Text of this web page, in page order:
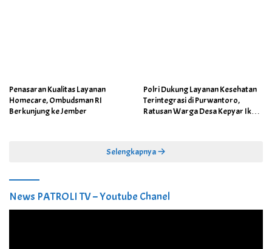
Penasaran Kualitas Layanan
Homecare, Ombudsman RI
Berkunjung ke Jember
Polri Dukung Layanan Kesehatan
Terintegrasi di Purwantoro,
Ratusan Warga Desa Kepyar Ikuti
Selengkapnya
News PATROLI TV – Youtube Chanel